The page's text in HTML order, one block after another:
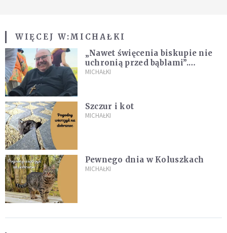
WIĘCEJ W:MICHAŁKI
„Nawet święcenia biskupie nie
uchronią przed bąblami”.
Archidiecezja pokazała
MICHAŁKI
Szczur i kot
MICHAŁKI
Pewnego dnia w Koluszkach
MICHAŁKI